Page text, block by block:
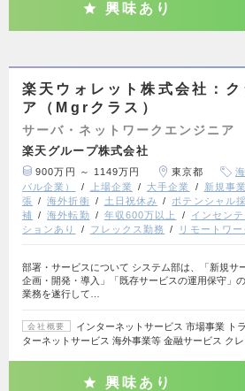
興味あり
楽天ウォレット株式会社：
ア（Mgrクラス）
サーバ・ネットワークエンジニア
楽天グループ株式会社
900万円 ～ 1149万円 東京都
バル企業）
上場企業 大手企業 新規事
張
海外折衝 土日祝休み ポテンシャル
補
海外転勤 年収600万以上 インセン
ションあり
フレックス勤務 リモートワー
部署・サービスについて システム部は、「新規サ
企画・開発・導入」「既存サービスの運用保守」
業務を遂行して…
会社概要
インターネットサービス 市場事業 ト
ターネットサービス 海外事業等 金融サービス ク
興味あり